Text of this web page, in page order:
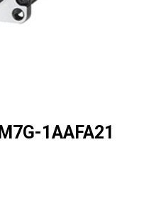
1AAFA21